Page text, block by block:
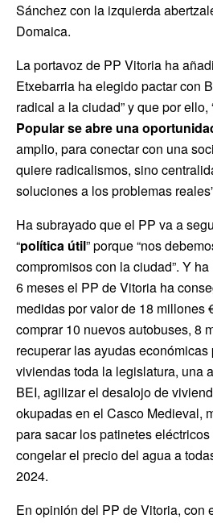
Sánchez con la izquierda
Domaica.
La portavoz de PP Vitoria ha
Etxebarria ha elegido pactar con
radical a la ciudad” y que por ello,
Popular se abre una
amplio, para conectar con una
quiere radicalismos, sino
soluciones a los problemas
Ha subrayado que el PP va a
“política útil” porque “nos
compromisos con la ciudad”. Y
6 meses el PP de Vitoria ha
medidas por valor de 18 millones
comprar 10 nuevos autobuses, 8
recuperar las ayudas
viviendas toda la legislatura, una
BEI, agilizar el desalojo de
okupadas en el Casco Medieval,
para sacar los patinetes
congelar el precio del agua a
2024.
En opinión del PP de Vitoria, con